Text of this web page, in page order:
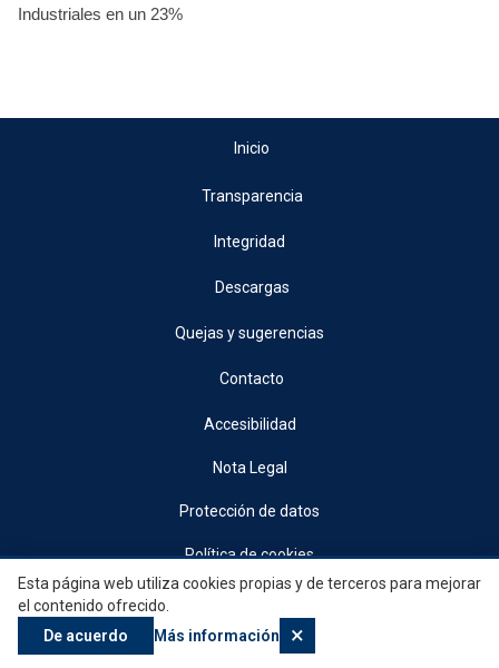
Industriales en un 23%
Inicio
Transparencia
Integridad
Descargas
Quejas y sugerencias
Contacto
Accesibilidad
Nota Legal
Protección de datos
Política de cookies
© 2026, Generalitat • Conselleria d’Indústria, Turisme, Innovació i Comerç •
Institut Valencià de Competitivitat Empresarial
Esta página web utiliza cookies propias y de terceros para mejorar
el contenido ofrecido.
De acuerdo
Más información ×